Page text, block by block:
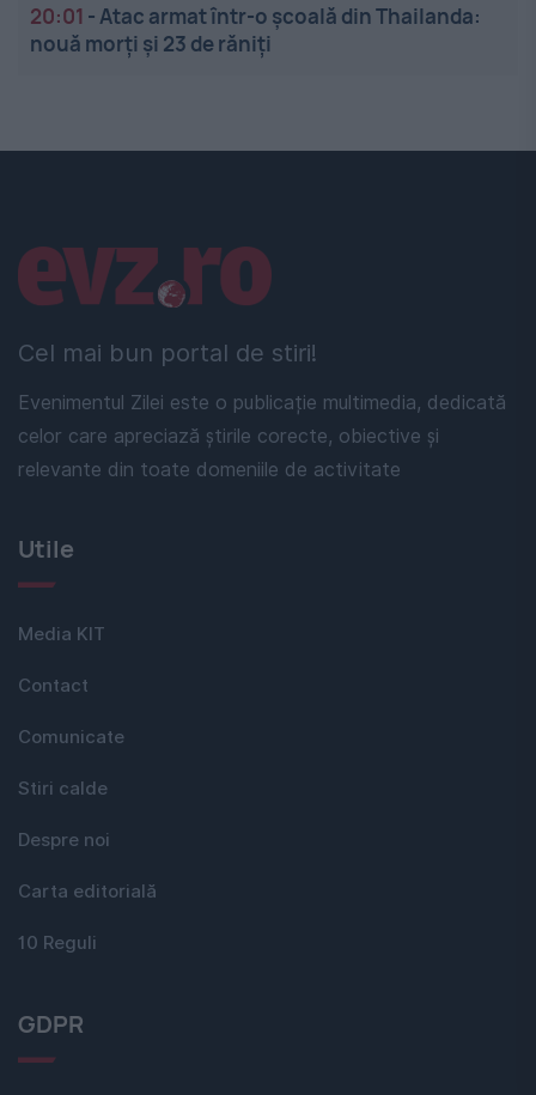
20:01 -Atac armat într-o școală din Thailanda:
nouă morți și 23 de răniți
Cel mai bun portal de stiri!
Evenimentul Zilei este o publicație multimedia, dedicată
celor care apreciază știrile corecte, obiective și
relevante din toate domeniile de activitate
Linkuri utile
Utile
Media KIT
Contact
Comunicate
Stiri calde
Despre noi
Carta editorială
10 Reguli
GDPR